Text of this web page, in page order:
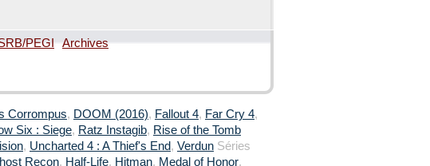
PEGI
Archives
Corrompus, DOOM (2016), Fallout 4, Far Cry 4,
Six : Siege, Ratz Instagib, Rise of the Tomb
, Uncharted 4 : A Thief's End, Verdun Séries
Recon, Half-Life, Hitman, Medal of Honor,